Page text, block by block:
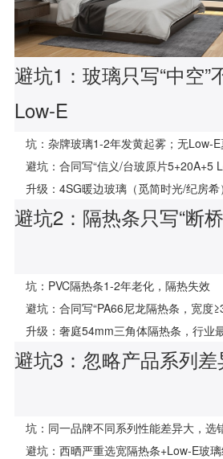
避坑1：玻璃只写“中空”
Low-E
坑：杂牌玻璃1-2年发黄起雾；无Low-
避坑：合同写“信义/台玻原片5+20A+5
升级：4SG暖边玻璃（觅简时光/纪房
避坑2：隔热条只写“断
坑：PVC隔热条1-2年老化，隔热失效
避坑：合同写“PA66尼龙隔热条，宽度
升级：奢庭54mm三角体隔热条，行业
避坑3：忽略产品系列差
坑：同一品牌不同系列性能差异大，选
避坑：西晒严重选宽隔热条+Low-E玻